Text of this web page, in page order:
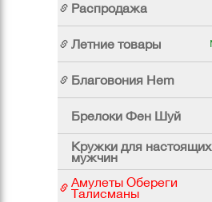
Распродажа
Летние товары
Благовония Hem
Брелоки Фен Шуй
Кружки для настоящих
мужчин
Амулеты Обереги
Талисманы